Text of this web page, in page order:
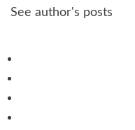
See author's posts